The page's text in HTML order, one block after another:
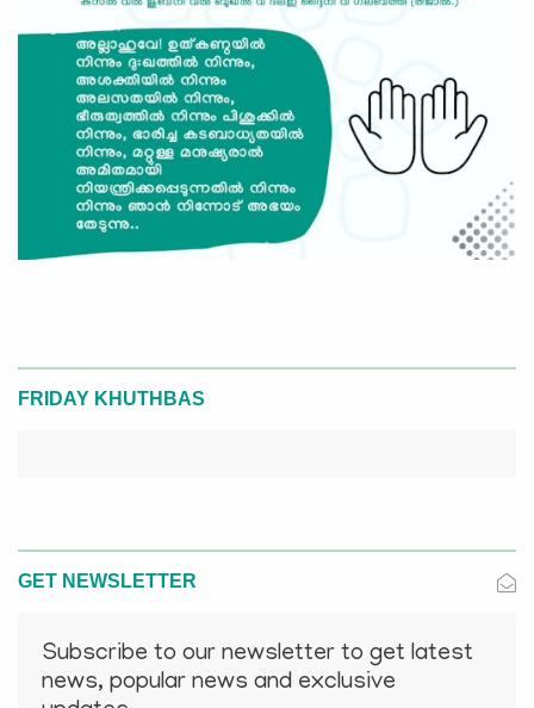
FRIDAY KHUTHBAS
GET NEWSLETTER
Subscribe to our newsletter to get latest
news, popular news and exclusive